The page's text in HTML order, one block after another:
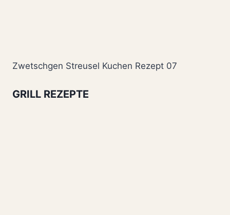
Zwetschgen Streusel Kuchen Rezept 07
GRILL REZEPTE